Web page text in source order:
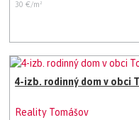
30 €/m²
4-izb. rodinný dom v obci
Reality Tomášov